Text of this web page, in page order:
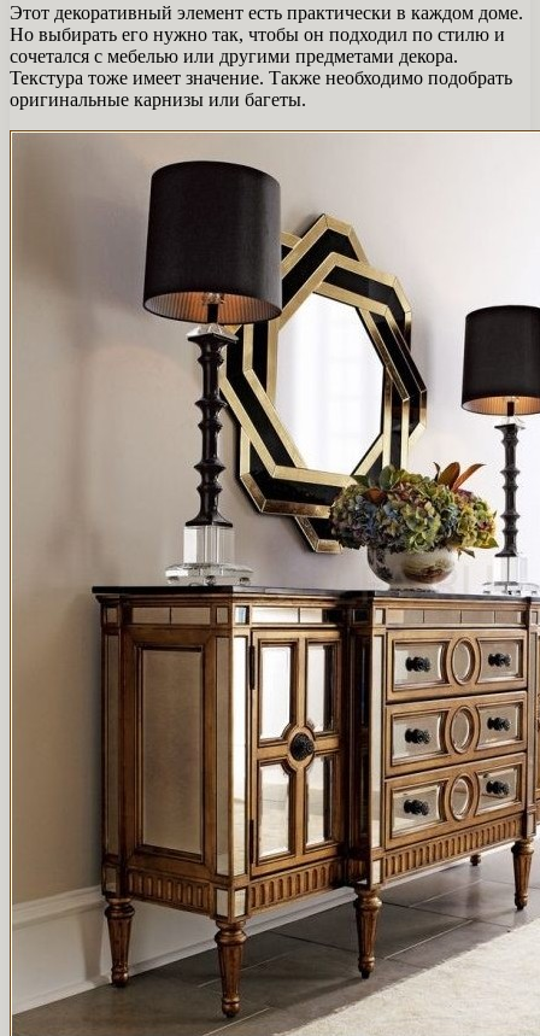
Этот декоративный элемент есть практически в каждом доме.
Но выбирать его нужно так, чтобы он подходил по стилю и
сочетался с мебелью или другими предметами декора.
Текстура тоже имеет значение. Также необходимо подобрать
оригинальные карнизы или багеты.